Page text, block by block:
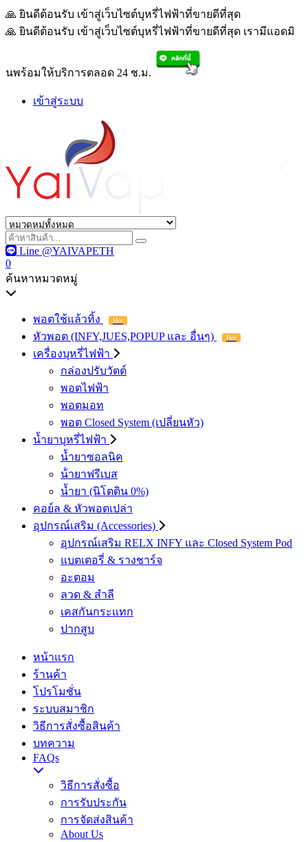
🙏 ยินดีต้อนรับ เข้าสู่เว็บไซต์บุหรี่ไฟฟ้าที่ขายดีที่สุด เรามีแอดมิน
🙏 ยินดีต้อนรับ เข้าสู่เว็บไซต์บุหรี่ไฟฟ้าที่ขายดีที่สุด เรามีแอดมิ
นพร้อมให้บริการตลอด 24 ช.ม.
เข้าสู่ระบบ
Line @YAIVAPETH
0
ค้นหาหมวดหมู่
พอตใช้แล้วทิ้ง Hot
หัวพอต (INFY,JUES,POPUP และ อื่นๆ) Hot
เครื่องบุหรี่ไฟฟ้า
กล่องปรับวัตต์
พอตไฟฟ้า
พอตมอท
พอต Closed System (เปลี่ยนหัว)
น้ำยาบุหรี่ไฟฟ้า
น้ำยาซอลนิค
น้ํายาฟรีเบส
น้ำยา (นิโตติน 0%)
คอย์ล & หัวพอตเปล่า
อุปกรณ์เสริม (Accessories)
อุปกรณ์เสริม RELX INFY และ Closed System Pod
แบตเตอรี่ & รางชาร์จ
อะตอม
ลวด ​& สำลี
เคสกันกระแทก
ปากสูบ
หน้าแรก
ร้านค้า
โปรโมชั่น
ระบบสมาชิก
วิธีการสั่งซื้อสินค้า
บทความ
FAQs
วิธีการสั่งซื้อ
การรับประกัน
การจัดส่งสินค้า
About Us